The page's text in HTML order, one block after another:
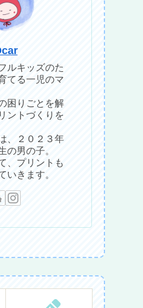
ルキッズのた
てる一児のマ
困りごとを解
ントづくりを
、２０２３年
の男の子。
、プリントも
いきます。